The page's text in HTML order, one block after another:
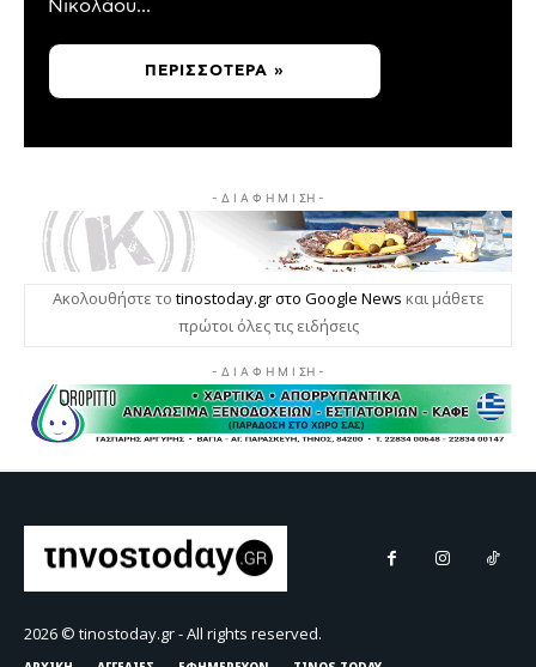
2026 © tinostoday.gr - All rights reserved.